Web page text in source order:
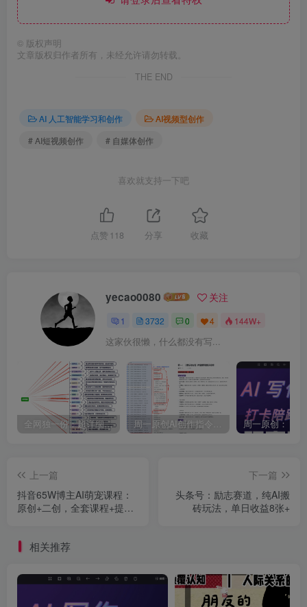
© 版权声明
文章版权归作者所有，未经允许请勿转载。
THE END
AI 人工智能学习和创作
AI视频型创作
# AI短视频创作
# 自媒体创作
喜欢就支持一下吧
点赞 118 分享 收藏
yecao0080 关注
1 3732 0 4 144W+
这家伙很懒，什么都没有写...
全网独一份：超详细的40+个自媒体赛道领域解析手册，让你的内容创作不再局限！ 周一原创AI创作指令词：30+个领域赛道的创作提示词集合
上一篇
抖音65W博主AI萌宠课程：
原创+二创，全套课程+提示
下一篇
头条号：励志赛道，纯AI搬
砖玩法，单日收益8张+
相关推荐